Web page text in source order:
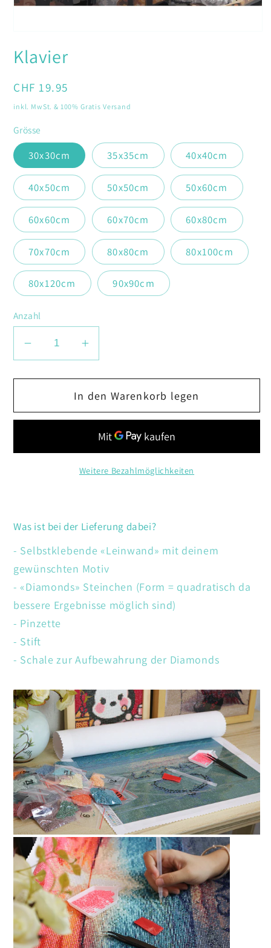
in
Modal
Klavier
Normaler
Preis
CHF 19.95
inkl. MwSt. & 100% Gratis Versand
Grösse
30x30cm 35x35cm 40x40cm
40x50cm 50x50cm 50x60cm
60x60cm 60x70cm 60x80cm
70x70cm 80x80cm 80x100cm
80x120cm 90x90cm
Anzahl
Verringere
Menge
Klavier
Erhöhe
Menge
für
Klavier
In den Warenkorb legen
Weitere Bezahlmöglichkeiten
Was ist bei der Lieferung dabei?
- Selbstklebende «Leinwand» mit deinem
gewünschten Motiv
- «Diamonds» Steinchen (Form = quadratisch da
bessere Ergebnisse möglich sind)
- Pinzette
- Stift
- Schale zur Aufbewahrung der Diamonds